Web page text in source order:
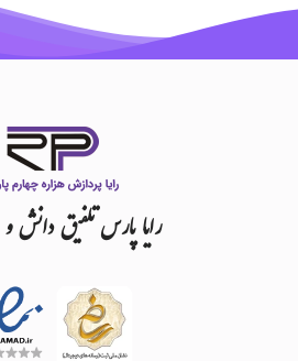
رایاپارستلفیقدانشو